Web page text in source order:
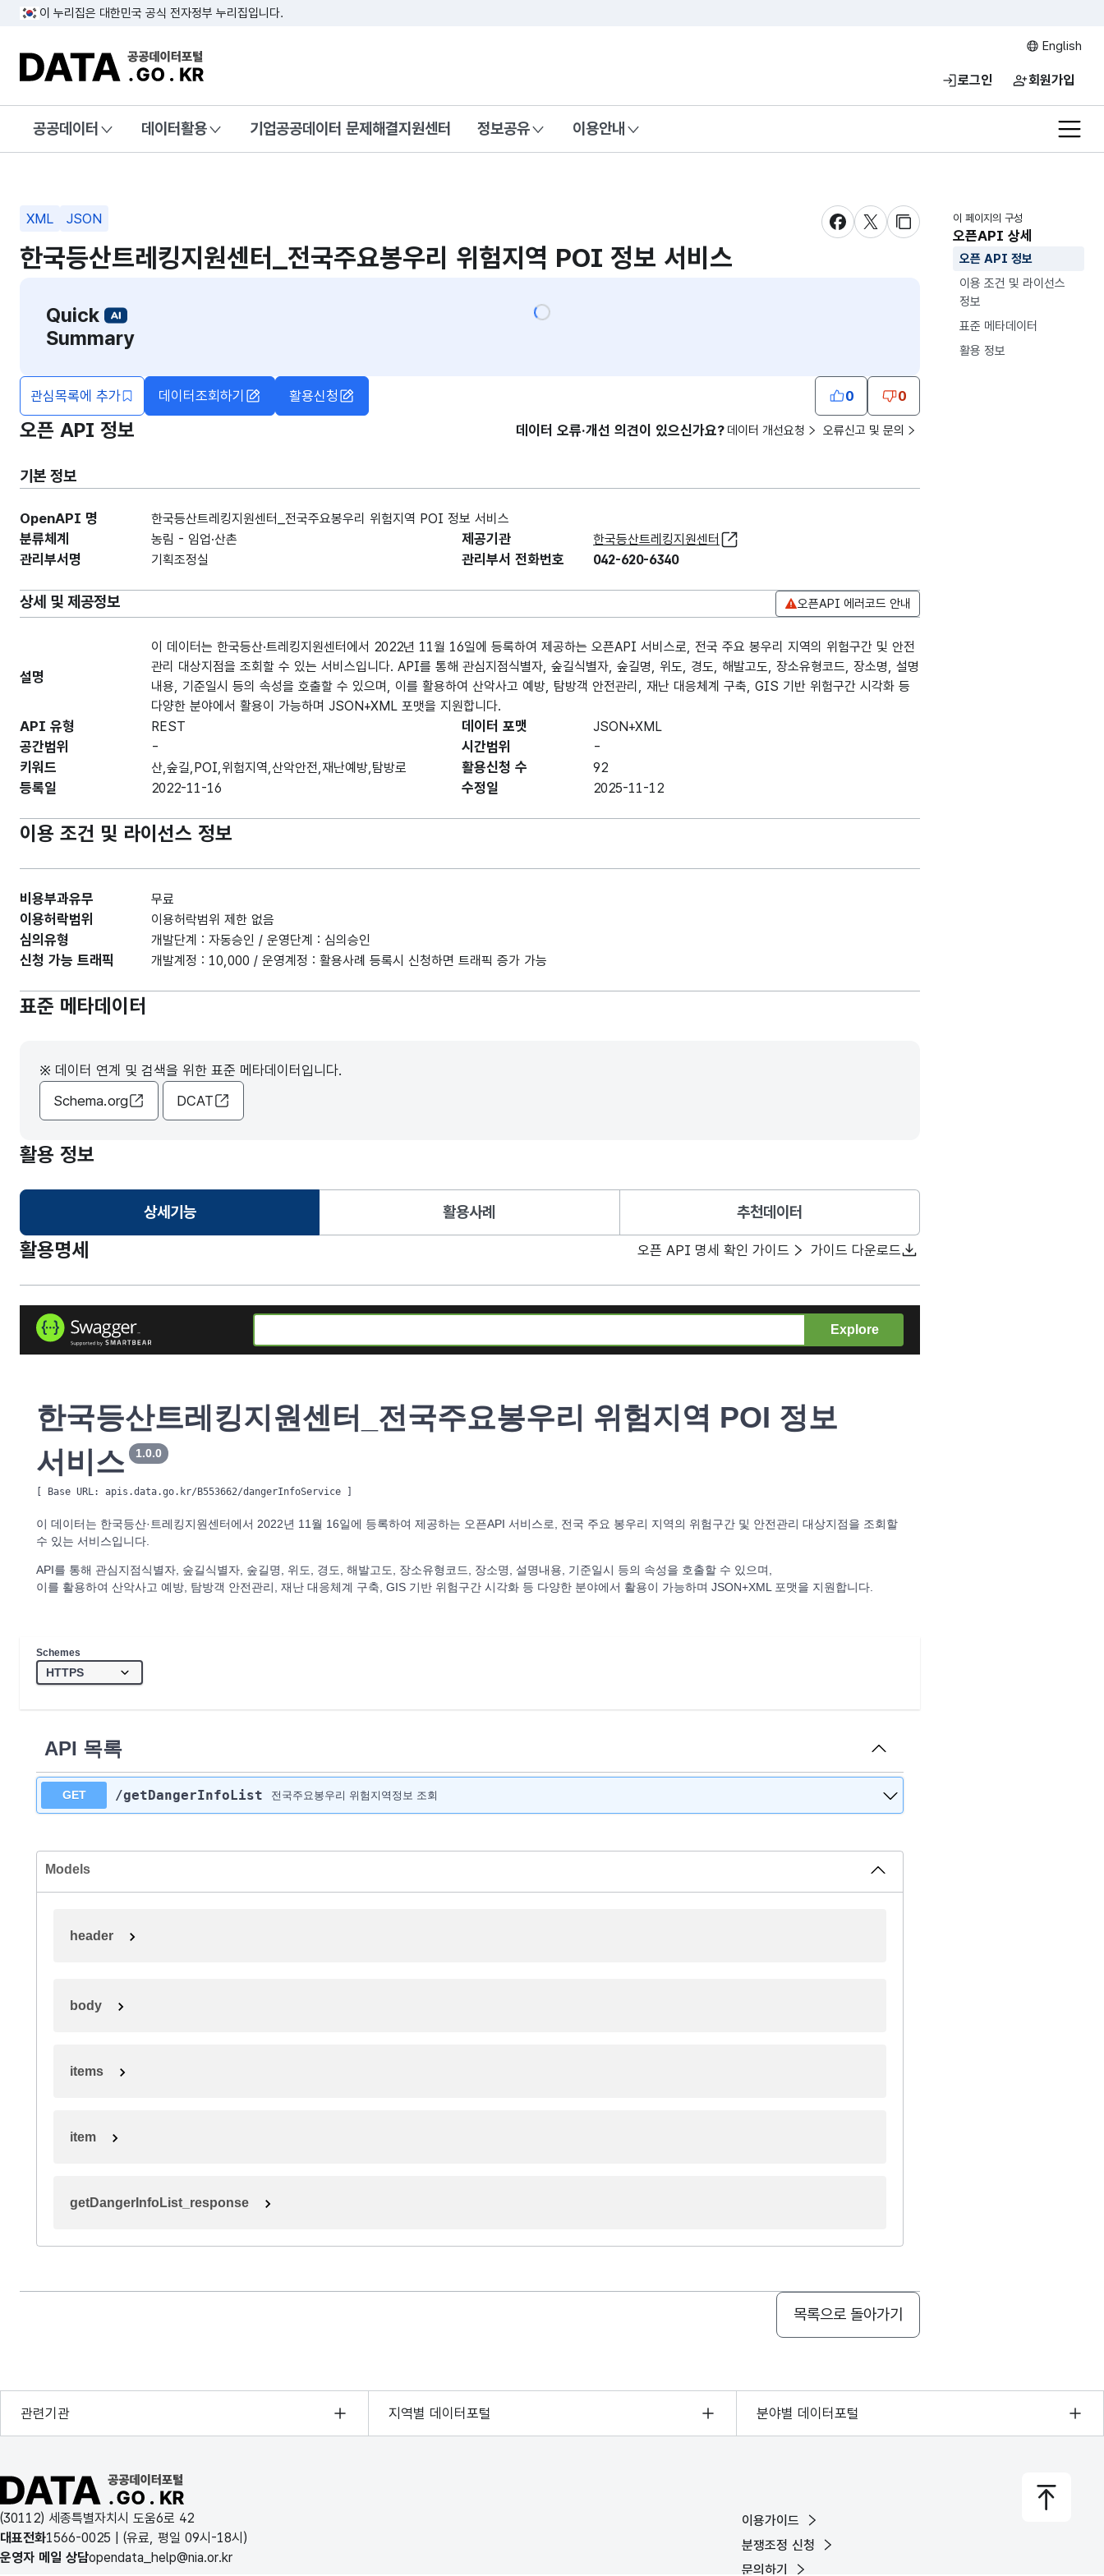
이 누리집은 대한민국 공식 전자정부 누리집입니다.
DATA.GO.KR 공공데이터포털
English
로그인 회원가입
전체
공공데이터 데이터활용 기업공공데이터 문제해결지원센터 정보공유 이용안내
XML JSON
새창 열림새창 열림새창 열림
한국등산트레킹지원센터_전국주요봉우리 위험지역 POI 정보 서비스
Quick
Summary
관심목록에 추가 데이터조회하기 활용신청 0 0
이 페이지의 구성
오픈API 상세
오픈 API 정보
이용 조건 및 라이선스
정보
표준 메타데이터
활용 정보
오픈 API 정보 데이터 오류·개선 의견이 있으신가요? 데이터 개선요청 오류신고 및 문의
기본 정보
OpenAPI 명 한국등산트레킹지원센터_전국주요봉우리 위험지역 POI 정보 서비스
분류체계 농림 - 임업·산촌 제공기관 한국등산트레킹지원센터
관리부서명 기획조정실 관리부서 전화번호 042-620-6340
상세 및 제공정보 오픈API 에러코드 안내
설명
이 데이터는 한국등산·트레킹지원센터에서 2022년 11월 16일에 등록하여 제공하는 오픈API 서비스로, 전국 주요 봉우리 지역의 위험구간 및 안전
관리 대상지점을 조회할 수 있는 서비스입니다. API를 통해 관심지점식별자, 숲길식별자, 숲길명, 위도, 경도, 해발고도, 장소유형코드, 장소명, 설명
내용, 기준일시 등의 속성을 호출할 수 있으며, 이를 활용하여 산악사고 예방, 탐방객 안전관리, 재난 대응체계 구축, GIS 기반 위험구간 시각화 등
다양한 분야에서 활용이 가능하며 JSON+XML 포맷을 지원합니다.
API 유형 REST 데이터 포맷 JSON+XML
공간범위 - 시간범위 -
키워드 산,숲길,POI,위험지역,산악안전,재난예방,탐방로 활용신청 수 92
등록일 2022-11-16 수정일 2025-11-12
이용 조건 및 라이선스 정보
비용부과유무 무료
이용허락범위 이용허락범위 제한 없음
심의유형 개발단계 : 자동승인 / 운영단계 : 심의승인
신청 가능 트래픽 개발계정 : 10,000 / 운영계정 : 활용사례 등록시 신청하면 트래픽 증가 가능
표준 메타데이터
※ 데이터 연계 및 검색을 위한 표준 메타데이터입니다.
Schema.org
DCAT
활용 정보
상세기능
선택됨
활용사례 추천데이터
활용명세 오픈 API 명세 확인 가이드 가이드 다운로드
Explore
한국등산트레킹지원센터_전국주요봉우리 위험지역 POI 정보
서비스
1.0.0
[ Base URL: apis.data.go.kr/B553662/dangerInfoService
이 데이터는 한국등산·트레킹지원센터에서 2022년 11월 16일에 등록하여 제공하는 오픈API 서비스로, 전국 주요 봉우리 지역의 위험구간 및 안전관리 대상지점을 조회할
수 있는 서비스입니다.
API를 통해 관심지점식별자, 숲길식별자, 숲길명, 위도, 경도, 해발고도, 장소유형코드, 장소명, 설명내용, 기준일시 등의 속성을 호출할 수 있으며,
이를 활용하여 산악사고 예방, 탐방객 안전관리, 재난 대응체계 구축, GIS 기반 위험구간 시각화 등 다양한 분야에서 활용이 가능하며 JSON+XML 포맷을 지원합니다.
Schemes
API 목록
GET /getDangerInfoList 전국주요봉우리 위험지역정보 조회
Models
header
body
items
item
getDangerInfoList_response
목록으로 돌아가기
관련기관
행정안전부
한국지능정보사회진흥원
국가정보자원관리원
한국지역정보개발원
지역별 데이터포털
서울 열린데이터광장
경기데이터드림
분야별 데이터포털
기상자료개방포털
국토교통부 공간정보오픈플랫폼
농림축산식품 공공데이터포털
보건의료빅데이터개방시스템
공공데이터포털 바로가기
(30112) 세종특별자치시 도움6로 42
대표전화1566-0025 | (유료, 평일 09시-18시)
운영자 메일 상담opendata_help@nia.or.kr
이용가이드
분쟁조정 신청
문의하기